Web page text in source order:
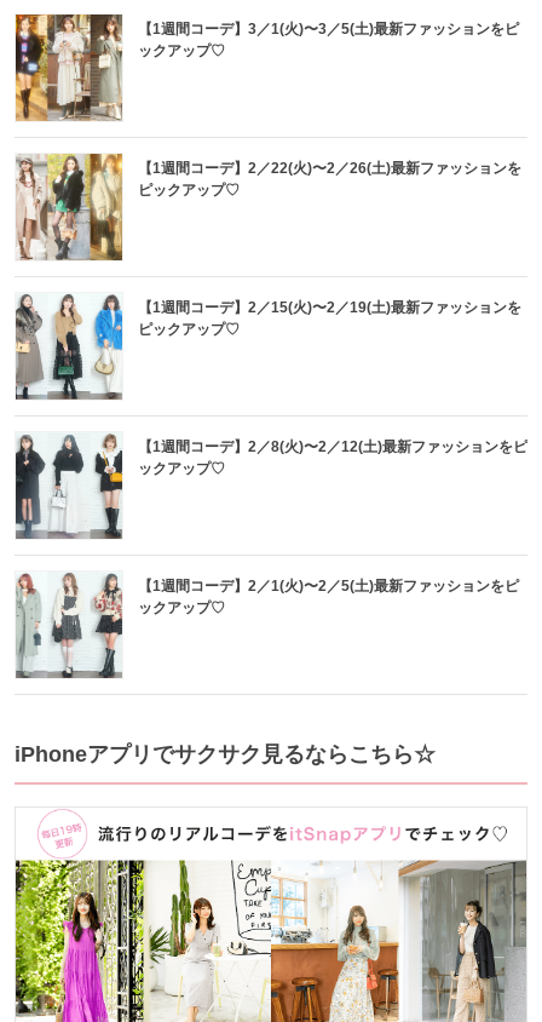
【1週間コーデ】3／1(火)〜3／5(土)最新ファッションをピ
ックアップ♡
【1週間コーデ】2／22(火)〜2／26(土)最新ファッションを
ピックアップ♡
【1週間コーデ】2／15(火)〜2／19(土)最新ファッションを
ピックアップ♡
【1週間コーデ】2／8(火)〜2／12(土)最新ファッションをピ
ックアップ♡
【1週間コーデ】2／1(火)〜2／5(土)最新ファッションをピ
ックアップ♡
iPhoneアプリでサクサク見るならこちら☆